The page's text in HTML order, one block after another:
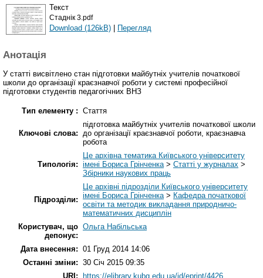
Текст
Стаднік 3.pdf
Download (126kB) | Перегляд
Анотація
У статті висвітлено стан підготовки майбутніх учителів початкової
школи до організації краєзнавчої роботи у системі професійної
підготовки студентів педагогічних ВНЗ
Тип елементу : Стаття
Ключові слова:
підготовка майбутніх учителів початкової школи
до організації краєзнавчої роботи, краєзнавча
робота
Типологія:
Це архівна тематика Київського університету
імені Бориса Грінченка> Статті у журналах >
Збірники наукових праць
Підрозділи:
Це архівні підрозділи Київського університету
імені Бориса Грінченка> Кафедра початкової
освіти та методик викладання природничо-
математичних дисциплін
Користувач, що
депонує:
Ольга Набільська
Дата внесення: 01 Груд 2014 14:06
Останні зміни: 30 Січ 2015 09:35
URI:
https://elibrary.kubg.edu.ua/id/eprint/4426